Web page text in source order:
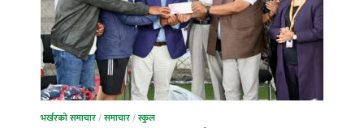
भर्खरको समाचार/समाचार/स्कुल